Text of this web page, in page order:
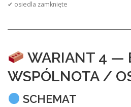
✔ osiedla zamknięte
WARIANT 4 —
WSPÓLNOTA /
SCHEMAT